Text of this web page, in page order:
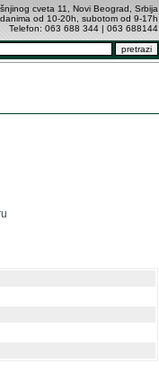
cveta 11, Novi Beograd, Srbija
od 10-20h, subotom od 9-17h
Telefon: 063 688 344 | 063 688144